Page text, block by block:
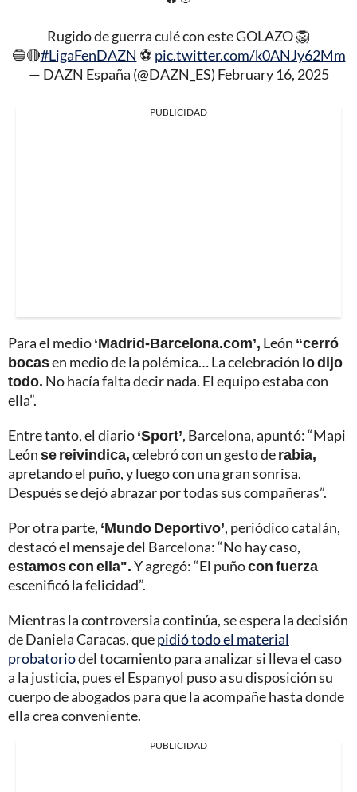
Rugido de guerra culé con este GOLAZO 🦁
🔵🔴#LigaFenDAZN ⚽️ pic.twitter.com/k0ANJy62Mm
— DAZN España (@DAZN_ES) February 16, 2025
PUBLICIDAD
Para el medio‘Madrid-Barcelona.com’, León “cerró
bocasen medio de la polémica… La celebración lo dijo
todo. No hacía falta decir nada. El equipo estaba con
ella”.
Entre tanto, el diario‘Sport’, Barcelona, apuntó: “Mapi
Leónse reivindica,celebró con un gesto derabia,
apretando el puño, y luego con una gran sonrisa.
Después se dejó abrazar por todas sus compañeras”.
Por otra parte, ‘Mundo Deportivo’, periódico catalán,
destacó el mensaje del Barcelona: “No hay caso,
estamos con ella".Y agregó: “El puñocon fuerza
escenificó la felicidad”.
Mientras la controversia continúa, se espera la decisión
de Daniela Caracas, quepidió todo el material
probatoriodel tocamiento para analizar si lleva el caso
a la justicia, pues el Espanyol puso a su disposición su
cuerpo de abogados para que la acompañe hasta donde
ella crea conveniente.
PUBLICIDAD